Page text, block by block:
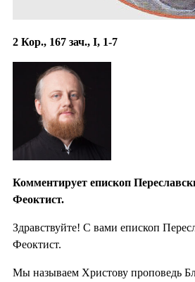
2 Кор., 167 зач., I, 1-7
Комментирует епископ
Феоктист.
Здравствуйте! С вами епископ
Феоктист.
Мы называем Христову проповедь